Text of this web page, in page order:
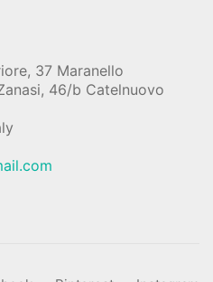
37 Maranello
46/b Catelnuovo